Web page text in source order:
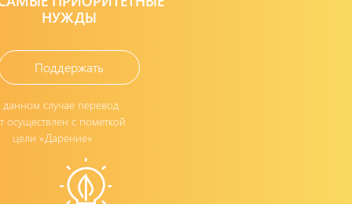
НУЖДЫ
Поддержать
случае перевод
осуществлен с пометкой
цели «Дарение»